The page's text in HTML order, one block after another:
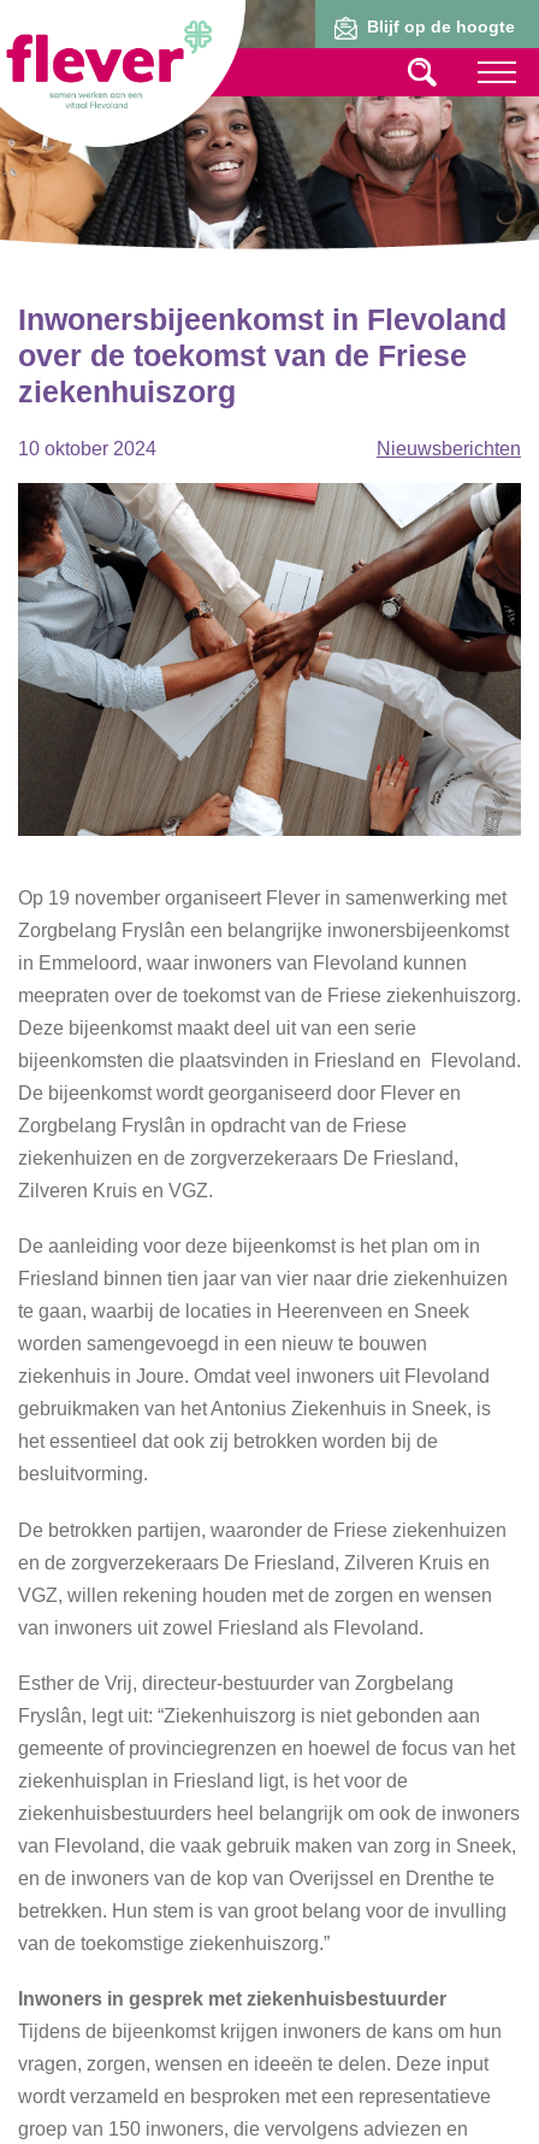
Blijf op de hoogte
Inwonersbijeenkomst in Flevoland
over de toekomst van de Friese
ziekenhuiszorg
10 oktober 2024 Nieuwsberichten
Op 19 november organiseert Flever in samenwerking met
Zorgbelang Fryslân een belangrijke inwonersbijeenkomst
in Emmeloord, waar inwoners van Flevoland kunnen
meepraten over de toekomst van de Friese ziekenhuiszorg.
Deze bijeenkomst maakt deel uit van een serie
bijeenkomsten die plaatsvinden in Friesland en Flevoland.
De bijeenkomst wordt georganiseerd door Flever en
Zorgbelang Fryslân in opdracht van de Friese
ziekenhuizen en de zorgverzekeraars De Friesland,
Zilveren Kruis en VGZ.
De aanleiding voor deze bijeenkomst is het plan om in
Friesland binnen tien jaar van vier naar drie ziekenhuizen
te gaan, waarbij de locaties in Heerenveen en Sneek
worden samengevoegd in een nieuw te bouwen
ziekenhuis in Joure. Omdat veel inwoners uit Flevoland
gebruikmaken van het Antonius Ziekenhuis in Sneek, is
het essentieel dat ook zij betrokken worden bij de
besluitvorming.
De betrokken partijen, waaronder de Friese ziekenhuizen
en de zorgverzekeraars De Friesland, Zilveren Kruis en
VGZ, willen rekening houden met de zorgen en wensen
van inwoners uit zowel Friesland als Flevoland.
Esther de Vrij, directeur-bestuurder van Zorgbelang
Fryslân, legt uit: “Ziekenhuiszorg is niet gebonden aan
gemeente of provinciegrenzen en hoewel de focus van het
ziekenhuisplan in Friesland ligt, is het voor de
ziekenhuisbestuurders heel belangrijk om ook de inwoners
van Flevoland, die vaak gebruik maken van zorg in Sneek,
en de inwoners van de kop van Overijssel en Drenthe te
betrekken. Hun stem is van groot belang voor de invulling
van de toekomstige ziekenhuiszorg.”
Inwoners in gesprek met ziekenhuisbestuurder
Tijdens de bijeenkomst krijgen inwoners de kans om hun
vragen, zorgen, wensen en ideeën te delen. Deze input
wordt verzameld en besproken met een representatieve
groep van 150 inwoners, die vervolgens adviezen en